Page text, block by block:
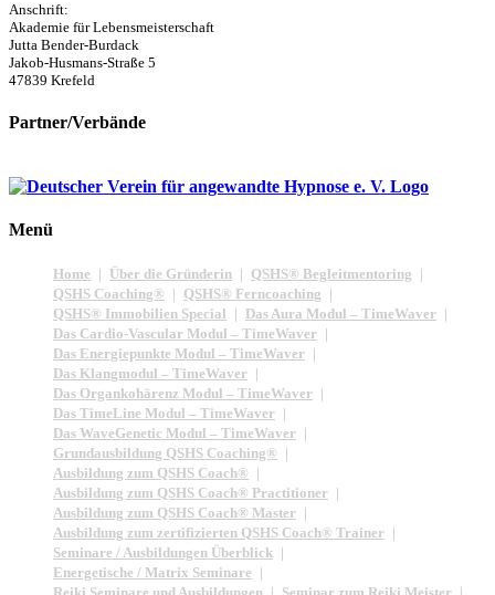
Anschrift:
Akademie für Lebensmeisterschaft
Jutta Bender-Burdack
Jakob-Husmans-Straße 5
47839 Krefeld
Partner/Verbände
Menü
Home Über die Gründerin
QSHS® Begleitmentoring
QSHS Coaching®
QSHS® Ferncoaching
QSHS® Immobilien Special
Das Aura Modul – TimeWaver
Das Cardio-Vascular Modul – TimeWaver
Das Energiepunkte Modul – TimeWaver
Das Klangmodul – TimeWaver
Das Organkohärenz Modul – TimeWaver
Das TimeLine Modul – TimeWaver
Das WaveGenetic Modul – TimeWaver
Grundausbildung QSHS Coaching®
Ausbildung zum QSHS Coach®
Ausbildung zum QSHS Coach® Practitioner
Ausbildung zum QSHS Coach® Master
Ausbildung zum zertifizierten QSHS Coach® Trainer
Seminare / Ausbildungen Überblick
Energetische / Matrix Seminare